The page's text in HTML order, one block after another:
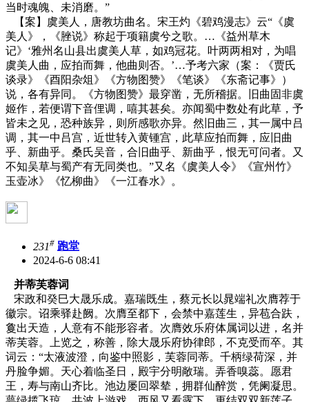
当时魂魄、未消磨。”
【案】虞美人，唐教坊曲名。宋王灼《碧鸡漫志》云“《虞
美人》，《脞说》称起于项籍虞兮之歌。…《益州草木
记》‘雅州名山县出虞美人草，如鸡冠花。叶两两相对，为唱
虞美人曲，应拍而舞，他曲则否。’…予考六家（案：《贾氏
谈录》《酉阳杂俎》《方物图赞》《笔谈》《东斋记事》）
说，各有异同。《方物图赞》最穿凿，无所稽据。旧曲固非虞
姬作，若便谓下音俚调，嘻其甚矣。亦闻蜀中数处有此草，予
皆未之见，恐种族异，则所感歌亦异。然旧曲三，其一属中吕
调，其一中吕宫，近世转入黄锺宫，此草应拍而舞，应旧曲
乎、新曲乎。桑氏吴音，合旧曲乎、新曲乎，恨无可问者。又
不知吴草与蜀产有无同类也。”又名《虞美人令》《宣州竹》
玉壶冰》《忆柳曲》《一江春水》。
231# 跑堂
2024-6-6 08:41
并蒂芙蓉词
宋政和癸巳大晟乐成。嘉瑞既生，蔡元长以晁端礼次膺荐于
徽宗。诏乘驿赴阙。次膺至都下，会禁中嘉莲生，异苞合趺，
敻出天造，人意有不能形容者。次膺效乐府体属词以进，名并
蒂芙蓉。上览之，称善，除大晟乐府协律郎，不克受而卒。其
词云：“太液波澄，向鉴中照影，芙蓉同蒂。千柄绿荷深，并
丹脸争媚。天心着临圣日，殿宇分明敞瑞。弄香嗅蕊。愿君
王，寿与南山齐比。池边屡回翠辇，拥群仙醉赏，凭阑凝思。